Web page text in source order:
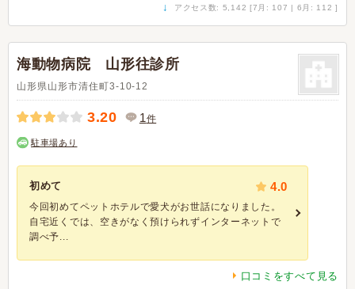
↓ アクセス数: 5,142 [7月: 107 | 6月: 112 ]
海動物病院 山形往診所
山形県山形市清住町3-10-12
3.20 1件
駐車場あり
初めて 4.0
今回初めてペットホテルで愛犬がお世話になりました。
自宅近くでは、空きがなく預けられずインターネットで
調べ予...
口コミをすべて見る